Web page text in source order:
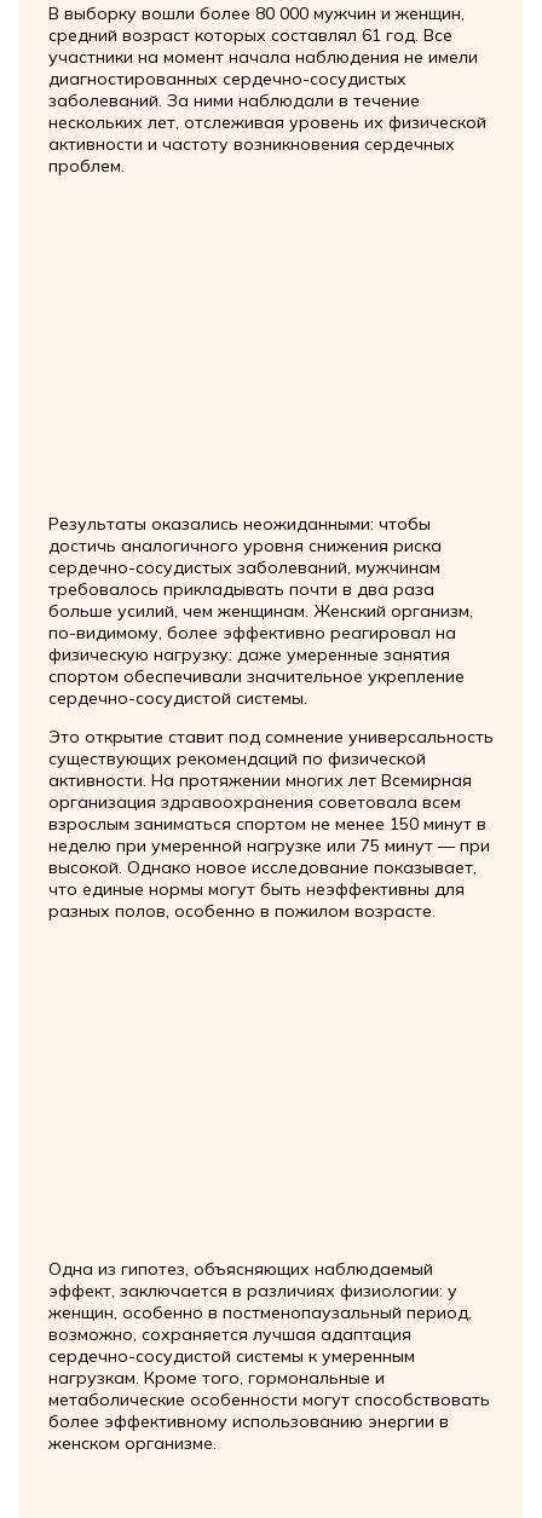
В выборку вошли более 80 000 мужчин и женщин,
средний возраст которых составлял 61 год. Все
участники на момент начала наблюдения не имели
диагностированных сердечно-сосудистых
заболеваний. За ними наблюдали в течение
нескольких лет, отслеживая уровень их физической
активности и частоту возникновения сердечных
проблем.
Результаты оказались неожиданными: чтобы
достичь аналогичного уровня снижения риска
сердечно-сосудистых заболеваний, мужчинам
требовалось прикладывать почти в два раза
больше усилий, чем женщинам. Женский организм,
по-видимому, более эффективно реагировал на
физическую нагрузку: даже умеренные занятия
спортом обеспечивали значительное укрепление
сердечно-сосудистой системы.
Это открытие ставит под сомнение универсальность
существующих рекомендаций по физической
активности. На протяжении многих лет Всемирная
организация здравоохранения советовала всем
взрослым заниматься спортом не менее 150 минут в
неделю при умеренной нагрузке или 75 минут — при
высокой. Однако новое исследование показывает,
что единые нормы могут быть неэффективны для
разных полов, особенно в пожилом возрасте.
Одна из гипотез, объясняющих наблюдаемый
эффект, заключается в различиях физиологии: у
женщин, особенно в постменопаузальный период,
возможно, сохраняется лучшая адаптация
сердечно-сосудистой системы к умеренным
нагрузкам. Кроме того, гормональные и
метаболические особенности могут способствовать
более эффективному использованию энергии в
женском организме.